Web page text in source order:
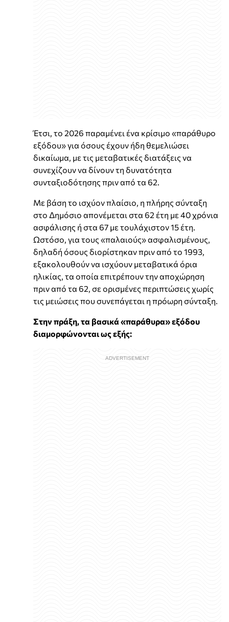
Έτσι, το 2026 παραμένει ένα κρίσιμο «παράθυρο
εξόδου» για όσους έχουν ήδη θεμελιώσει
δικαίωμα, με τις μεταβατικές διατάξεις να
συνεχίζουν να δίνουν τη δυνατότητα
συνταξιοδότησης πριν από τα 62.
Με βάση το ισχύον πλαίσιο, η πλήρης σύνταξη
στο Δημόσιο απονέμεται στα 62 έτη με 40 χρόνια
ασφάλισης ή στα 67 με τουλάχιστον 15 έτη.
Ωστόσο, για τους «παλαιούς» ασφαλισμένους,
δηλαδή όσους διορίστηκαν πριν από το 1993,
εξακολουθούν να ισχύουν μεταβατικά όρια
ηλικίας, τα οποία επιτρέπουν την αποχώρηση
πριν από τα 62, σε ορισμένες περιπτώσεις χωρίς
τις μειώσεις που συνεπάγεται η πρόωρη σύνταξη.
Στην πράξη, τα βασικά «παράθυρα» εξόδου
διαμορφώνονται ως εξής: